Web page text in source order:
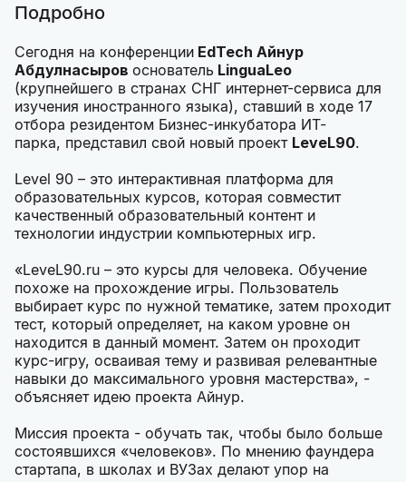
Подробно
Сегодня на конференции EdTech Айнур
Абдулнасыров основатель LinguaLeo
(крупнейшего в странах СНГ интернет-сервиса для
изучения иностранного языка), ставший в ходе 17
отбора резидентом Бизнес-инкубатора ИТ-
парка, представил свой новый проект LeveL90.
Level 90 – это интерактивная платформа для
образовательных курсов, которая совместит
качественный образовательный контент и
технологии индустрии компьютерных игр.
«LeveL90.ru – это курсы для человека. Обучение
похоже на прохождение игры. Пользователь
выбирает курс по нужной тематике, затем проходит
тест, который определяет, на каком уровне он
находится в данный момент. Затем он проходит
курс-игру, осваивая тему и развивая релевантные
навыки до максимального уровня мастерства», -
объясняет идею проекта Айнур.
Миссия проекта - обучать так, чтобы было больше
состоявшихся «человеков». По мнению фаундера
стартапа, в школах и ВУЗах делают упор на